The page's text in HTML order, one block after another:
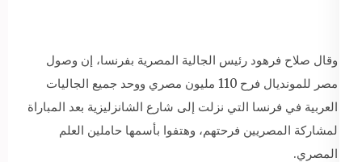
وقال صلاح فرهود رئيس الجالية المصرية بفرنسا، إن وصول
مصر للمونديال فرح 110 مليون مصري ووحد جميع الجاليات
العربية في فرنسا التي نزلت إلى شارع الشانزليزية بعد المباراة
لمشاركة المصريين فرحتهم، وهتفوا بأسمها حاملين العلم
المصري.